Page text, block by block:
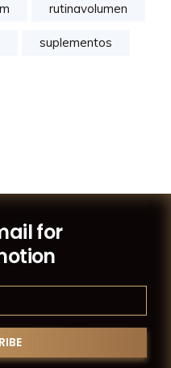
rutinavolumen
suplementos
for